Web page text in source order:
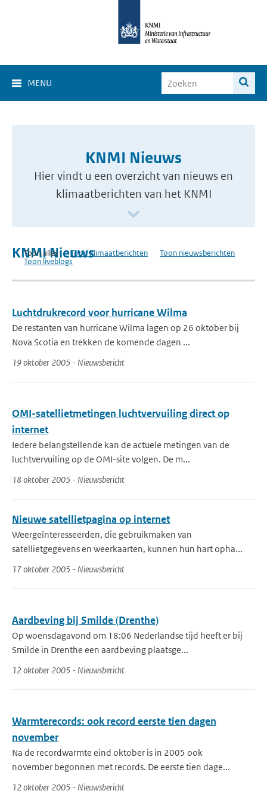
MENU
KNMI Nieuws
Hier vindt u een overzicht van nieuws en
klimaatberichten van het KNMI
KNMI Nieuws
Toon alles Toon klimaatberichten
Toon nieuwsberichten
Toon liveblogs
Luchtdrukrecord voor hurricane Wilma
De restanten van hurricane Wilma lagen op 26 oktober bij
Nova Scotia en trekken de komende dagen ...
19 oktober 2005 - Nieuwsbericht
OMI-satellietmetingen luchtvervuiling direct op
internet
Iedere belangstellende kan de actuele metingen van de
luchtvervuiling op de OMI-site volgen. De m...
18 oktober 2005 - Nieuwsbericht
Nieuwe satellietpagina op internet
Weergeïnteresseerden, die gebruikmaken van
satellietgegevens en weerkaarten, kunnen hun hart opha...
17 oktober 2005 - Nieuwsbericht
Aardbeving bij Smilde (Drenthe)
Op woensdagavond om 18:06 Nederlandse tijd heeft er bij
Smilde in Drenthe een aardbeving plaatsge...
12 oktober 2005 - Nieuwsbericht
Warmterecords: ook record eerste tien dagen
november
Na de recordwarmte eind oktober is in 2005 ook
november begonnen met records. De eerste tien dage...
12 oktober 2005 - Nieuwsbericht